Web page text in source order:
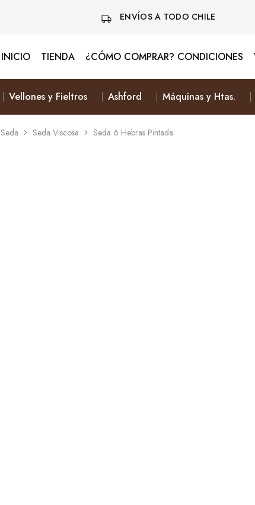
ENVÍOS A TODO CHILE
INICIO TIENDA ¿CÓMO COMPRAR? CONDICIONES
Vellones y Fieltros Ashford Máquinas y Htas.
Seda Seda Viscosa Seda 6 Hebras Pintada